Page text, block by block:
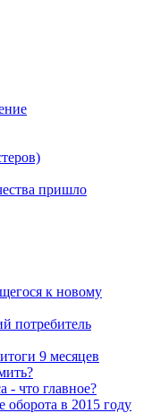
пришло
к новому
потребитель
9 месяцев
- что главное?
оборота в 2015 году